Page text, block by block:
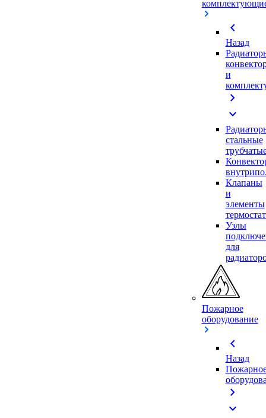
chevron_left
Назад
и
chevron_right
expand_more
стальные
Клапаны
и
элементы
Узлы
для
Пожарное
оборудование
chevron_left
Назад
chevron_right
expand_more